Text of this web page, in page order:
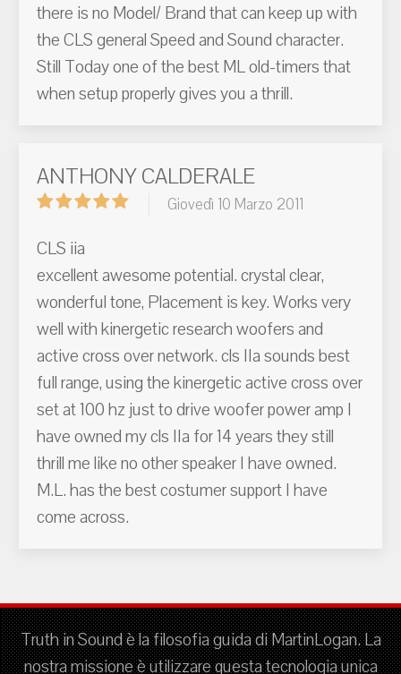
there is no Model/ Brand that can keep up with
the CLS general Speed and Sound character.
Still Today one of the best ML old-timers that
when setup properly gives you a thrill.
ANTHONY CALDERALE
Giovedì 10 Marzo 2011
CLS iia
excellent awesome potential. crystal clear,
wonderful tone, Placement is key. Works very
well with kinergetic research woofers and
active cross over network. cls IIa sounds best
full range, using the kinergetic active cross over
set at 100 hz just to drive woofer power amp I
have owned my cls IIa for 14 years they still
thrill me like no other speaker I have owned.
M.L. has the best costumer support I have
come across.
Truth in Sound è la filosofia guida di MartinLogan. La
nostra missione è utilizzare questa tecnologia unica